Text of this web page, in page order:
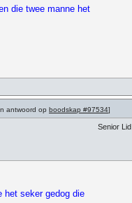
die twee manne het
antwoord op boodskap #97534]
Senior Lid
het seker gedog die